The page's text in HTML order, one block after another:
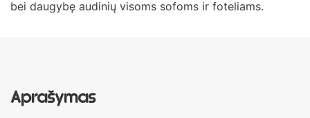
bei daugybę audinių visoms sofoms ir foteliams.
Aprašymas